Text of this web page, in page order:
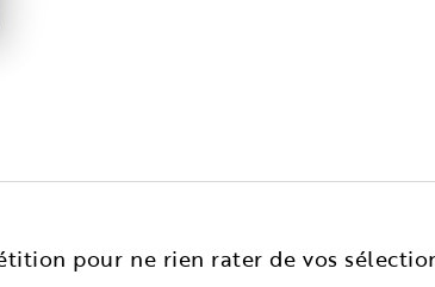
pour ne rien rater de vos